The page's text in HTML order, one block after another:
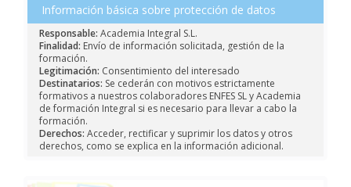
Información básica sobre protección de datos
Responsable: Academia Integral S.L.
Finalidad: Envío de información solicitada, gestión de la
formación.
Legitimación: Consentimiento del interesado
Destinatarios: Se cederán con motivos estrictamente
formativos a nuestros colaboradores ENFES SL y Academia
de formación Integral si es necesario para llevar a cabo la
formación.
Derechos: Acceder, rectificar y suprimir los datos y otros
derechos, como se explica en la información adicional.